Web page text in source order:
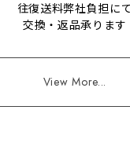
往復送料弊社負担にて
交換・返品承ります
View More...